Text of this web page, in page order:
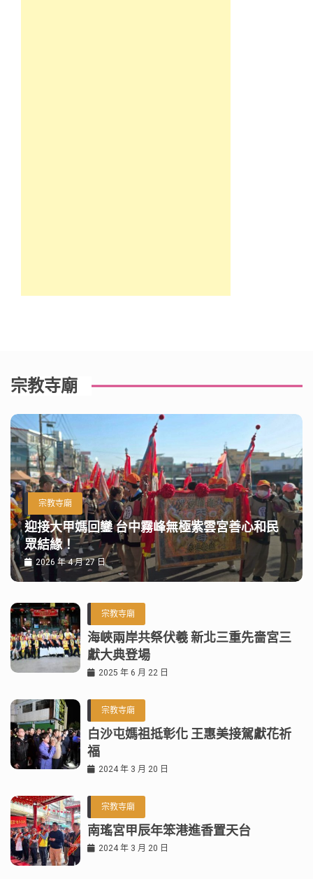
宗教寺廟
宗教寺廟
迎接大甲媽回鑾 台中霧峰無極紫雲宮善心和民
眾結緣！
2026 年 4 月 27 日
宗教寺廟
海峽兩岸共祭伏羲 新北三重先嗇宮三
獻大典登場
2025 年 6 月 22 日
宗教寺廟
白沙屯媽祖抵彰化 王惠美接駕獻花祈
福
2024 年 3 月 20 日
宗教寺廟
南瑤宮甲辰年笨港進香置天台
2024 年 3 月 20 日